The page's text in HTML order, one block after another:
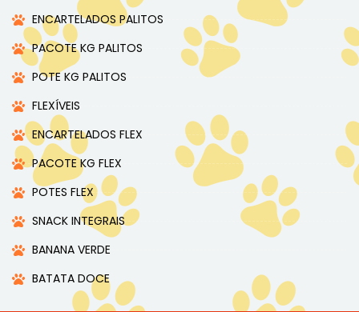
ENCARTELADOS PALITOS
PACOTE KG PALITOS
POTE KG PALITOS
FLEXÍVEIS
ENCARTELADOS FLEX
PACOTE KG FLEX
POTES FLEX
SNACK INTEGRAIS
BANANA VERDE
BATATA DOCE